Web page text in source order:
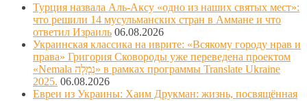
Турция назвала Аль-Аксу «одно из наших святых мест»:
что решили 14 мусульманских стран в Аммане и что
ответил Израиль 06.08.2026
Украинская классика на иврите: «Всякому городу нрав и
права» Григория Сковороды уже переведена проектом
«Nemala נְמָלָה» в рамках программы Translate Ukraine
2025. 06.08.2026
Евреи из Украины: Хаим Друкман: жизнь, посвящённая